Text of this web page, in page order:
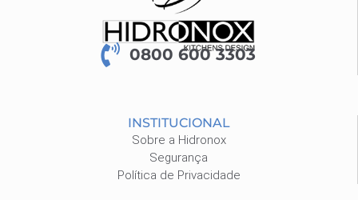
0800 600 3303
INSTITUCIONAL
Sobre a Hidronox
Segurança
Política de Privacidade